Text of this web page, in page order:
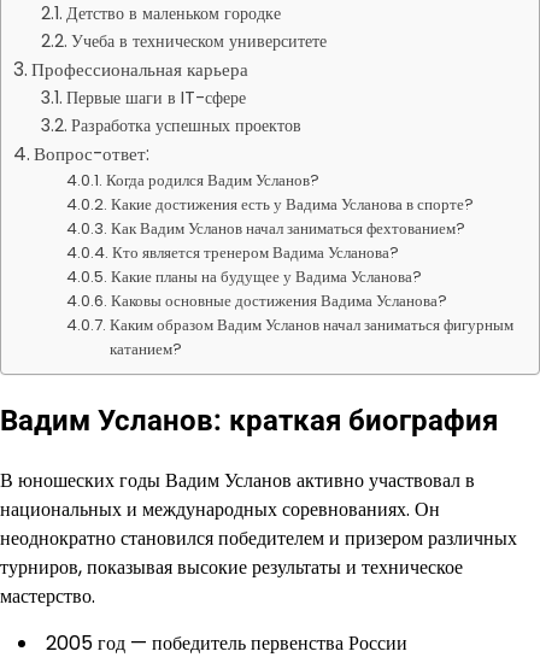
Детство в маленьком городке
Учеба в техническом университете
Профессиональная карьера
Первые шаги в IT-сфере
Разработка успешных проектов
Вопрос-ответ:
Когда родился Вадим Усланов?
Какие достижения есть у Вадима Усланова в спорте?
Как Вадим Усланов начал заниматься фехтованием?
Кто является тренером Вадима Усланова?
Какие планы на будущее у Вадима Усланова?
Каковы основные достижения Вадима Усланова?
Каким образом Вадим Усланов начал заниматься фигурным
катанием?
Вадим Усланов: краткая биография
В юношеских годы Вадим Усланов активно участвовал в
национальных и международных соревнованиях. Он
неоднократно становился победителем и призером различных
турниров, показывая высокие результаты и техническое
мастерство.
2005 год — победитель первенства России